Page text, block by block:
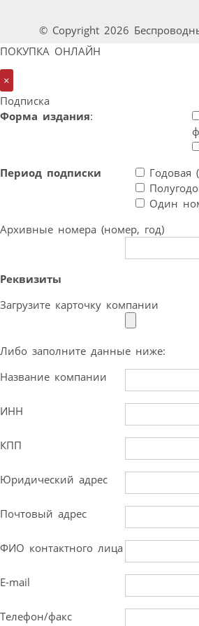
© Copyright 2026
ПОКУПКА ОНЛАЙН
×
Подписка
Форма издания:
Период подписки
Годовая
Один
Архивные номера (номер, год)
Реквизиты
Загрузите карточку компании
Либо заполните данные ниже:
Название компании
ИНН
КПП
Юридический адрес
Почтовый адрес
ФИО контактного лица
E-mail
Телефон/факс